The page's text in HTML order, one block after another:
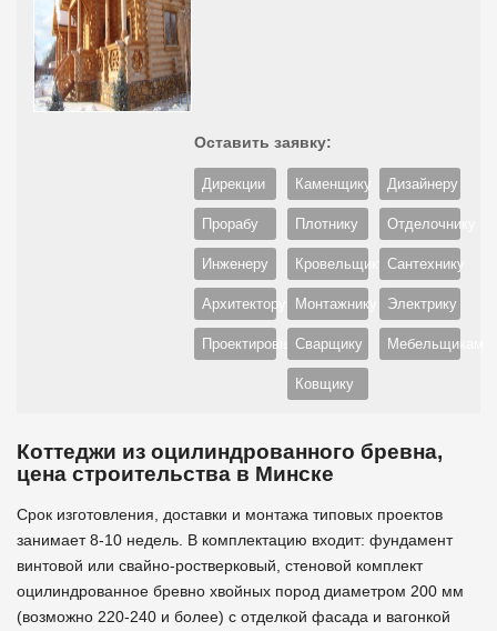
Оставить заявку:
Дирекции
Прорабу
Инженеру
Архитектору
Проектировщику
Каменщику
Плотнику
Кровельщику
Монтажнику
Сварщику
Ковщику
Дизайнеру
Отделочнику
Сантехнику
Электрику
Мебельщикам
Коттеджи из оцилиндрованного бревна,
цена строительства в Минске
Срок изготовления, доставки и монтажа типовых проектов
занимает 8-10 недель. В комплектацию входит: фундамент
винтовой или свайно-ростверковый, стеновой комплект
оцилиндрованное бревно хвойных пород диаметром 200 мм
(возможно 220-240 и более) с отделкой фасада и вагонкой